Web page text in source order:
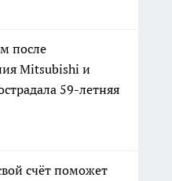
после
Mitsubishi и
59-летняя
счёт поможет